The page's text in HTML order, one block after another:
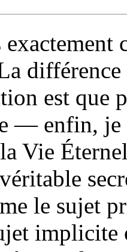
est que
— enfin, je
Vie
le sujet
implicite